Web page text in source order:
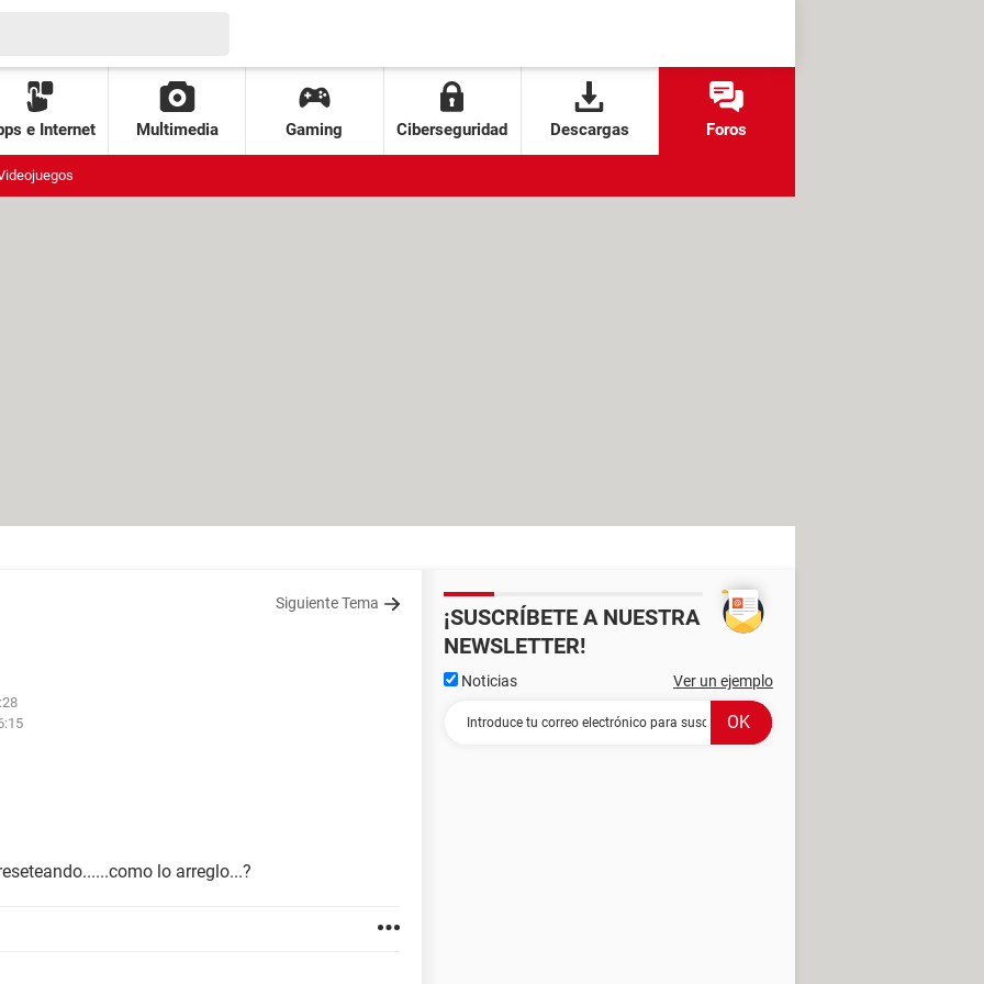
e Internet Multimedia Gaming Ciberseguridad Descargas Foros
Siguiente Tema
lo arreglo...?
¡SUSCRÍBETE A NUESTRA
NEWSLETTER!
Noticias Ver un ejemplo